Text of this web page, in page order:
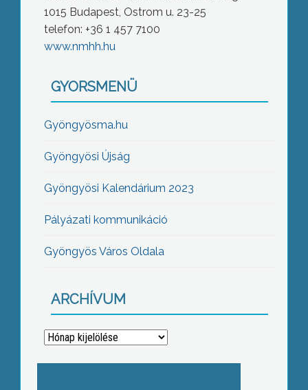
1015 Budapest, Ostrom u. 23-25
telefon: +36 1 457 7100
www.nmhh.hu
GYORSMENÜ
Gyöngyösma.hu
Gyöngyösi Újság
Gyöngyösi Kalendárium 2023
Pályázati kommunikáció
Gyöngyös Város Oldala
ARCHÍVUM
Archívum